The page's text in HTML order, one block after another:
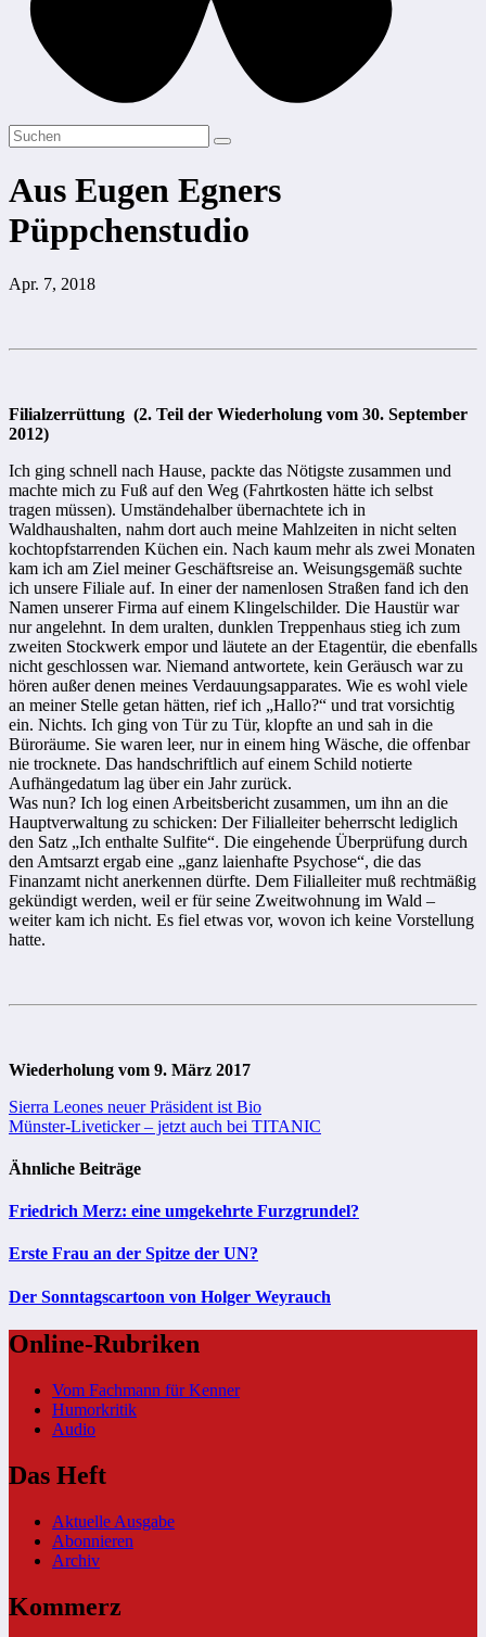
Aus Eugen Egners
Püppchenstudio
Apr. 7, 2018
Filialzerrüttung (2. Teil der Wiederholung vom 30. September
2012)
Ich ging schnell nach Hause, packte das Nötigste zusammen und
machte mich zu Fuß auf den Weg (Fahrtkosten hätte ich selbst
tragen müssen). Umständehalber übernachtete ich in
Waldhaushalten, nahm dort auch meine Mahlzeiten in nicht selten
kochtopfstarrenden Küchen ein. Nach kaum mehr als zwei Monaten
kam ich am Ziel meiner Geschäftsreise an. Weisungsgemäß suchte
ich unsere Filiale auf. In einer der namenlosen Straßen fand ich den
Namen unserer Firma auf einem Klingelschilder. Die Haustür war
nur angelehnt. In dem uralten, dunklen Treppenhaus stieg ich zum
zweiten Stockwerk empor und läutete an der Etagentür, die ebenfalls
nicht geschlossen war. Niemand antwortete, kein Geräusch war zu
hören außer denen meines Verdauungsapparates. Wie es wohl viele
an meiner Stelle getan hätten, rief ich „Hallo?“ und trat vorsichtig
ein. Nichts. Ich ging von Tür zu Tür, klopfte an und sah in die
Büroräume. Sie waren leer, nur in einem hing Wäsche, die offenbar
nie trocknete. Das handschriftlich auf einem Schild notierte
Aufhängedatum lag über ein Jahr zurück.
Was nun? Ich log einen Arbeitsbericht zusammen, um ihn an die
Hauptverwaltung zu schicken: Der Filialleiter beherrscht lediglich
den Satz „Ich enthalte Sulfite“. Die eingehende Überprüfung durch
den Amtsarzt ergab eine „ganz laienhafte Psychose“, die das
Finanzamt nicht anerkennen dürfte. Dem Filialleiter muß rechtmäßig
gekündigt werden, weil er für seine Zweitwohnung im Wald –
weiter kam ich nicht. Es fiel etwas vor, wovon ich keine Vorstellung
hatte.
Wiederholung vom 9. März 2017
Beitragsnavigation
Sierra Leones neuer Präsident ist Bio
Münster-Liveticker – jetzt auch bei TITANIC
Ähnliche Beiträge
Friedrich Merz: eine umgekehrte Furzgrundel?
Erste Frau an der Spitze der UN?
Der Sonntagscartoon von Holger Weyrauch
Online-Rubriken
Vom Fachmann für Kenner
Humorkritik
Audio
Das Heft
Aktuelle Ausgabe
Abonnieren
Archiv
Kommerz